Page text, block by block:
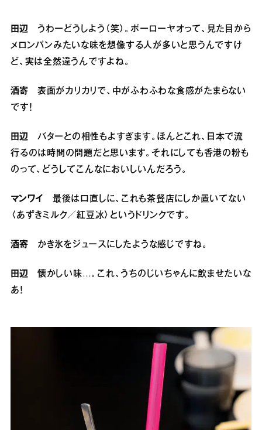
田辺 うわーどうしよう（笑）。ポーローヤオって、見た目から
メロンパンみたいな味を想像する人が多いと思うんですけ
ど、実は全然違うんですよね。
酒寄 表面がカリカリで、中がふわふわな食感がたまらない
です！
田辺 バターとの相性もよすぎます。ほんとこれ、日本で流
行るのは時間の問題だと思います。それにしても香港の粉も
のって、どうしてこんなにおいしいんだろう。
マンワイ
最後は口直しに、これも茶餐店にしか置いてない
〈あずきミルク／紅豆冰〉というドリンクです。
酒寄 かき氷をジュースにしたような感じですね。
田辺 懐かしい味…。これ、うちのじいちゃんに飲ませたいな
あ！